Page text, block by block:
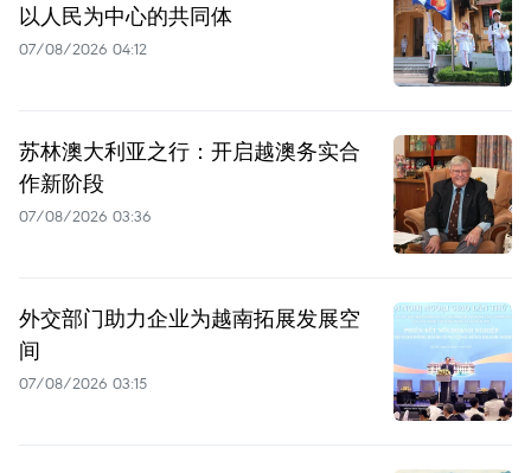
以人民为中心的共同体
07/08/2026 04:12
苏林澳大利亚之行：开启越澳务实合
作新阶段
07/08/2026 03:36
外交部门助力企业为越南拓展发展空
间
07/08/2026 03:15